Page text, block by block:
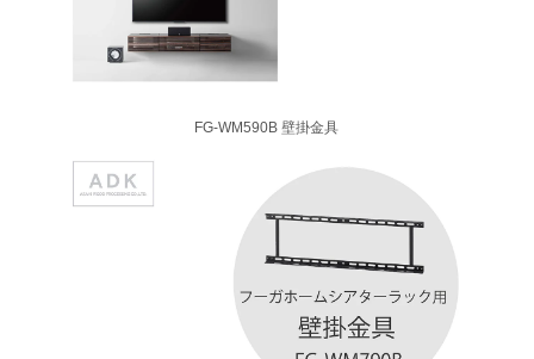
FG-WM590B 壁掛金具